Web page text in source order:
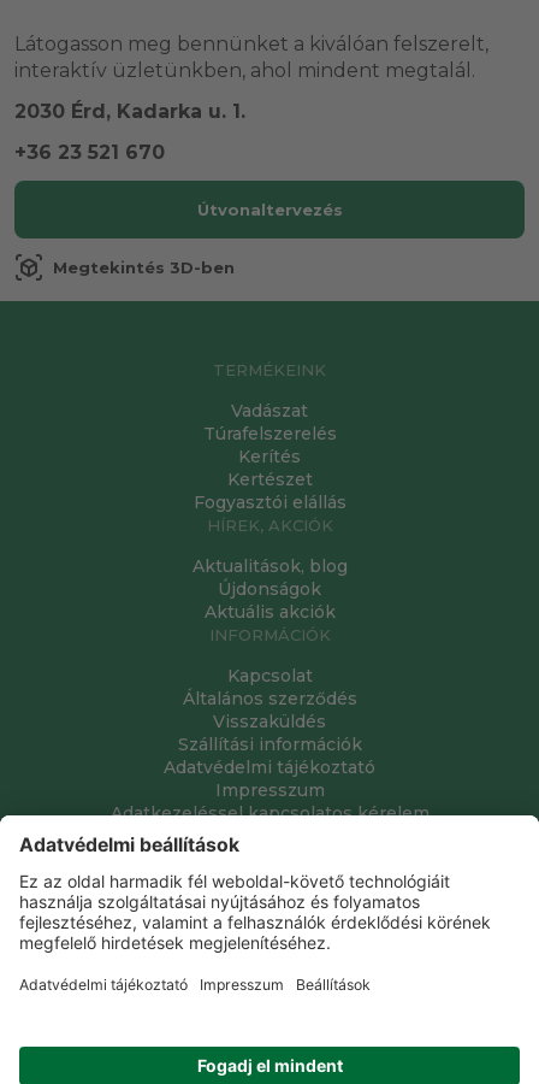
Látogasson meg bennünket a kiválóan felszerelt,
interaktív üzletünkben, ahol mindent megtalál.
2030 Érd, Kadarka u. 1.
+36 23 521 670
Útvonaltervezés
view_in_ar Megtekintés 3D-ben
TERMÉKEINK
Vadászat
Túrafelszerelés
Kerítés
Kertészet
Fogyasztói elállás
HÍREK, AKCIÓK
Aktualitások, blog
Újdonságok
Aktuális akciók
INFORMÁCIÓK
Kapcsolat
Általános szerződés
Visszaküldés
Szállítási információk
Adatvédelmi tájékoztató
Impresszum
Adatkezeléssel kapcsolatos kérelem